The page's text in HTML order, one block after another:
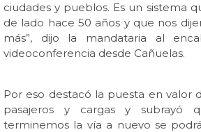
ciudades y pueblos. Es un sistema
de lado hace 50 años y que nos
más”, dijo la mandataria al
videoconferencia desde Cañuelas.
Por eso destacó la puesta en valor
pasajeros y cargas y subrayó
terminemos la vía a nuevo se